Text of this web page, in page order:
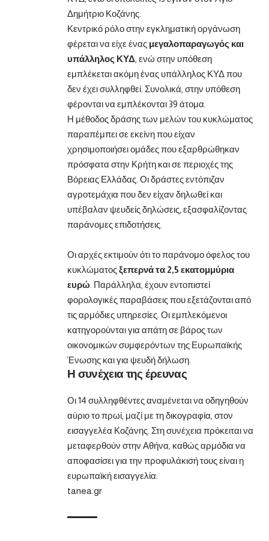
Δημήτριο Κοζάνης.
Κεντρικό ρόλο στην εγκληματική οργάνωση
φέρεται να είχε ένας μεγαλοπαραγωγός και
υπάλληλος ΚΥΔ , ενώ στην υπόθεση
εμπλέκεται ακόμη ένας υπάλληλος ΚΥΔ που
δεν έχει συλληφθεί. Συνολικά, στην υπόθεση
φέρονται να εμπλέκονται 39 άτομα.
Η μέθοδος δράσης των μελών του κυκλώματος
παραπέμπει σε εκείνη που είχαν
χρησιμοποιήσει ομάδες που εξαρθρώθηκαν
πρόσφατα στην Κρήτη και σε περιοχές της
Βόρειας Ελλάδας. Οι δράστες εντόπιζαν
αγροτεμάχια που δεν είχαν δηλωθεί και
υπέβαλαν ψευδείς δηλώσεις, εξασφαλίζοντας
παράνομες επιδοτήσεις.
Οι αρχές εκτιμούν ότι το παράνομο όφελος του
κυκλώματοςξεπερνά τα 2,5 εκατομμύρια
ευρώ . Παράλληλα, έχουν εντοπιστεί
φορολογικές παραβάσεις που εξετάζονται από
τις αρμόδιες υπηρεσίες. Οι εμπλεκόμενοι
κατηγορούνται για απάτη σε βάρος των
οικονομικών συμφερόντων της Ευρωπαϊκής
Ένωσης και για ψευδή δήλωση.
Η συνέχεια της έρευνας
Οι 14 συλληφθέντες αναμένεται να οδηγηθούν
αύριο το πρωί, μαζί με τη δικογραφία, στον
εισαγγελέα Κοζάνης. Στη συνέχεια πρόκειται να
μεταφερθούν στην Αθήνα, καθώς αρμόδια να
αποφασίσει για την προφυλάκισή τους είναι η
ευρωπαϊκή εισαγγελία.
tanea.gr